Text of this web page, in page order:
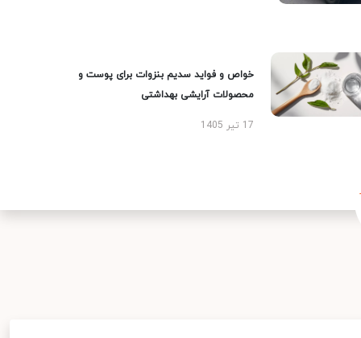
خواص و فواید سدیم بنزوات برای پوست و
محصولات آرایشی بهداشتی
17 تیر 1405